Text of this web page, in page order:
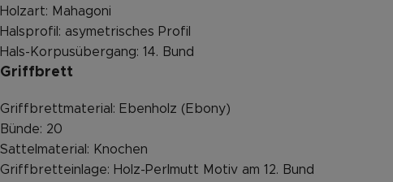
Holzart: Mahagoni
Halsprofil: asymetrisches Profil
Hals-Korpusübergang: 14. Bund
Griffbrett
Griffbrettmaterial: Ebenholz (Ebony)
Bünde: 20
Sattelmaterial: Knochen
Griffbretteinlage: Holz-Perlmutt Motiv am 12. Bund